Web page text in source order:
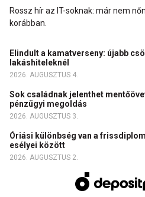
Rossz hír az IT-soknak: már nem
korábban.
Elindult a kamatverseny: újabb
lakáshiteleknél
2026. AUGUSZTUS 4.
Sok családnak jelenthet
pénzügyi megoldás
2026. AUGUSZTUS 3.
Óriási különbség van a
esélyei között
2026. AUGUSZTUS 2.